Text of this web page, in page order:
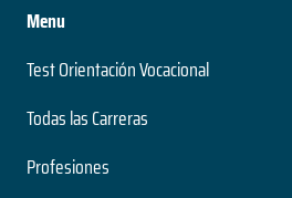
Menu
Test Orientación Vocacional
Todas las Carreras
Profesiones